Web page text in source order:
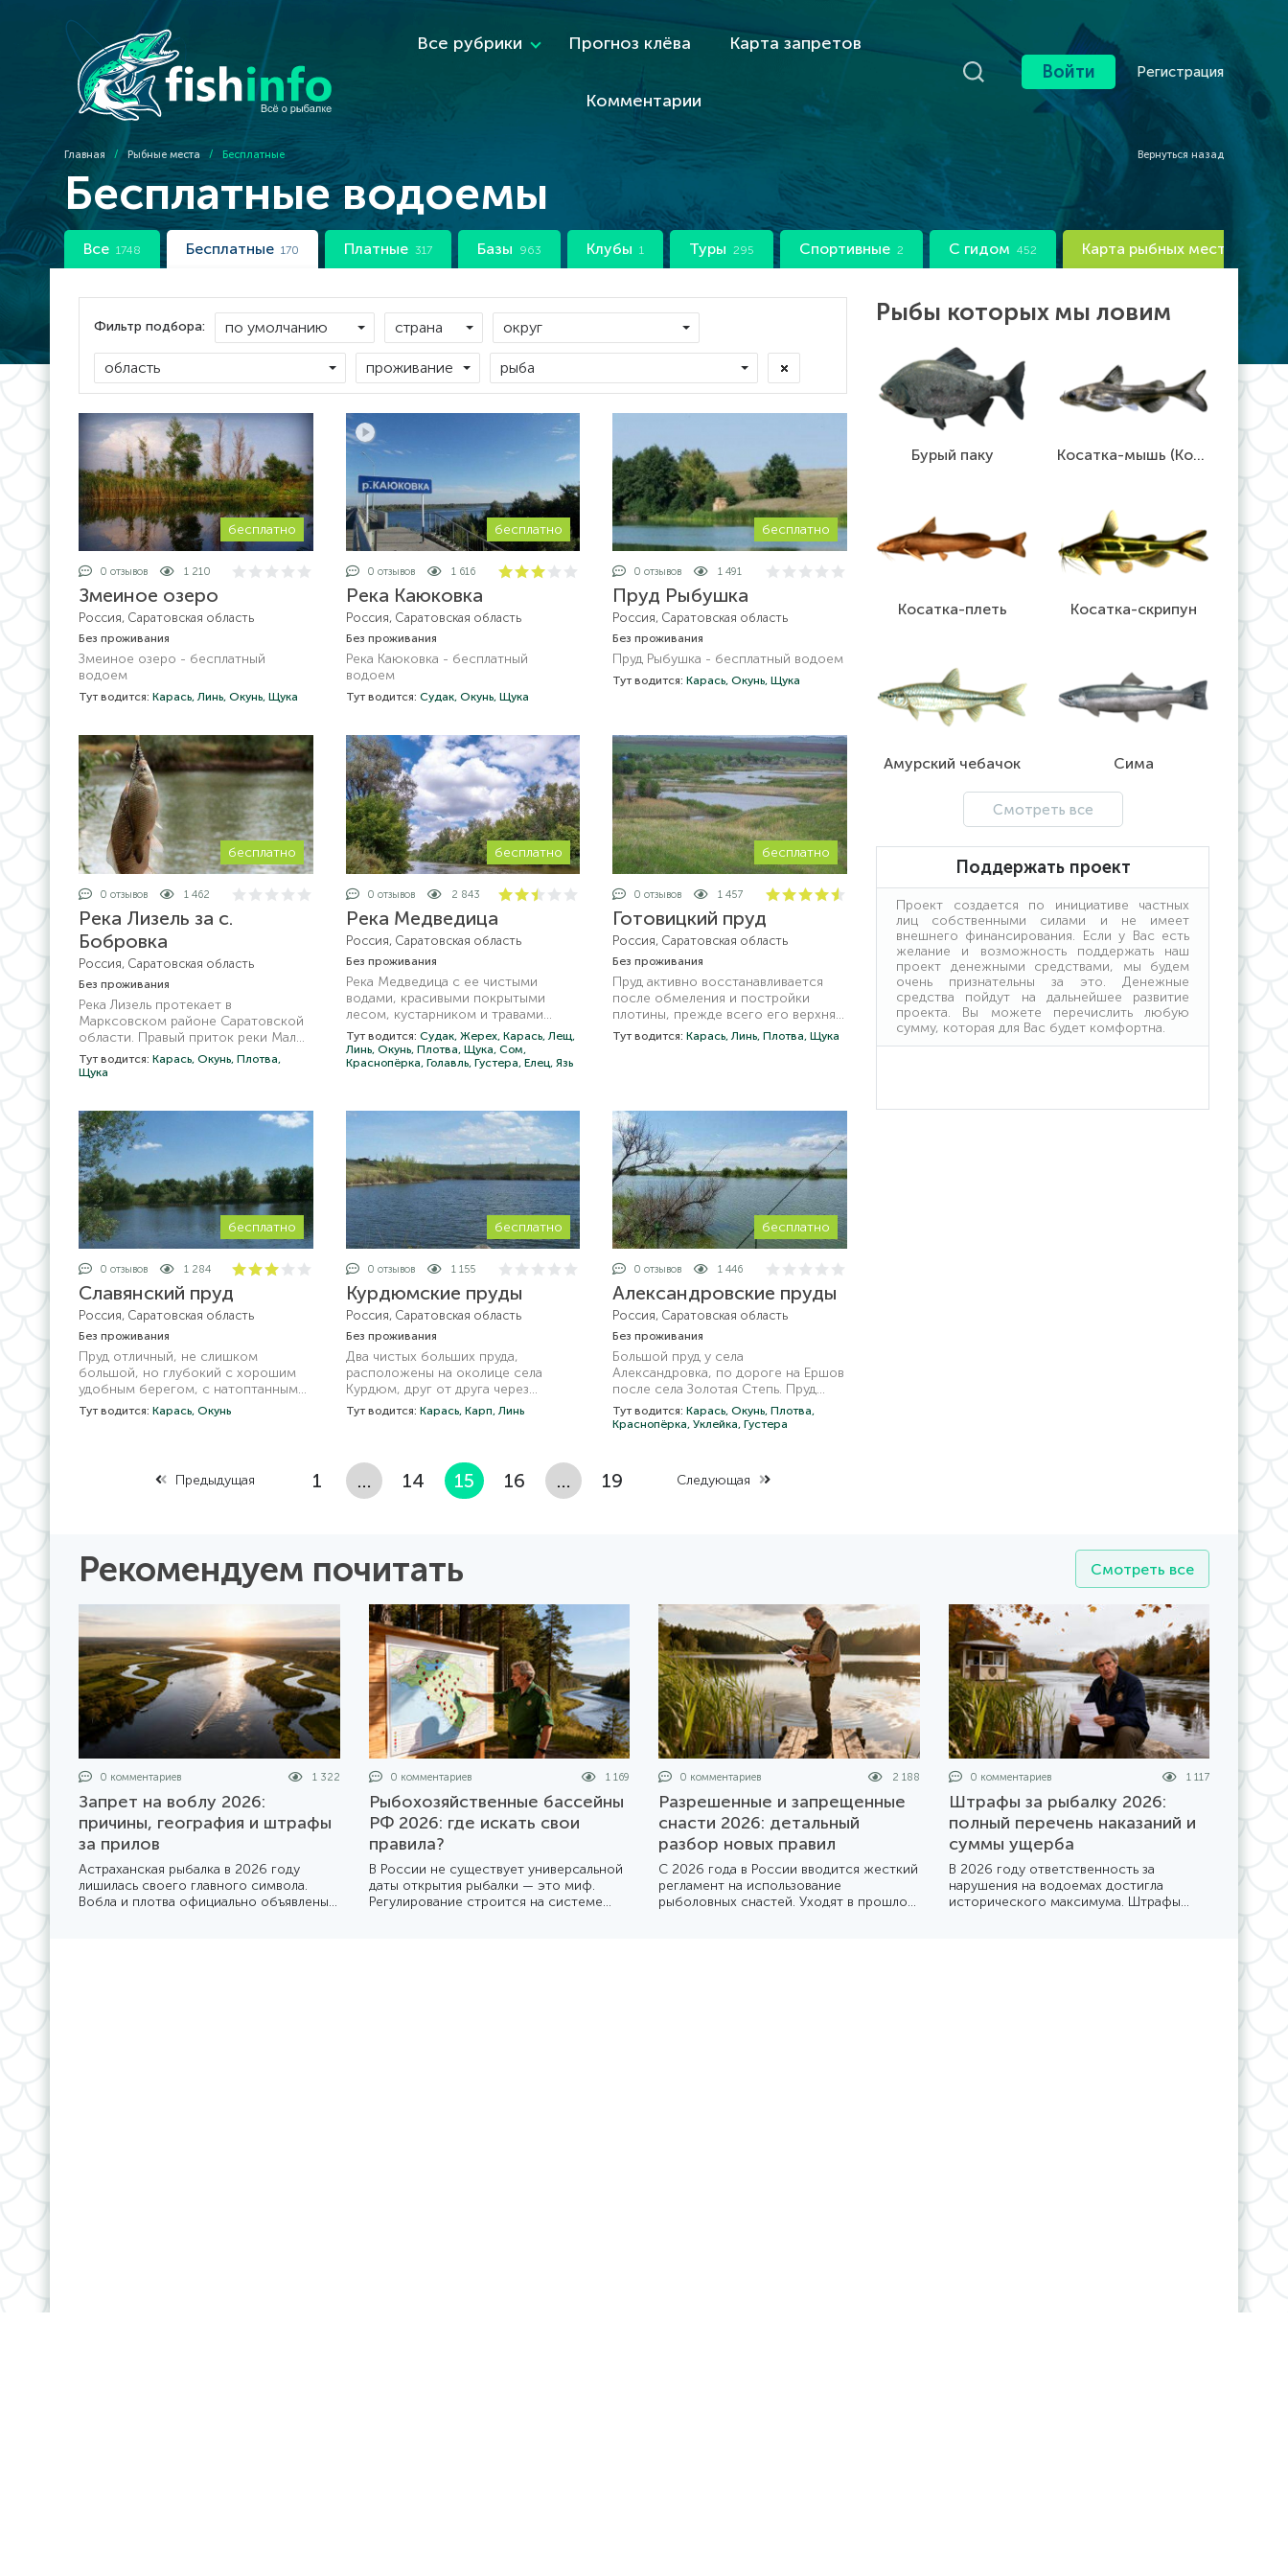
Все рубрики Прогноз клёва Карта запретов
Комментарии
Войти Регистрация
Главная / Рыбные места / Бесплатные Вернуться назад
Бесплатные водоемы
Все 1748 Бесплатные 170 Платные 317 Базы 963 Клубы 1 Туры 295 Спортивные 2 С гидом 452 Карта рыбных мест
Фильтр подбора:
бесплатно
0 отзывов 1 210
Змеиное озеро
Россия, Саратовская область
Без проживания
Змеиное озеро - бесплатный
водоем
Тут водится: Карась,Линь, Окунь, Щука
бесплатно
0 отзывов 1 616
Река Каюковка
Россия, Саратовская область
Без проживания
Река Каюковка - бесплатный
водоем
Тут водится: Судак, Окунь, Щука
бесплатно
0 отзывов 1 491
Пруд Рыбушка
Россия, Саратовская область
Без проживания
Пруд Рыбушка - бесплатный водоем
Тут водится:Карась,Окунь,Щука
бесплатно
0 отзывов 1 462
Река Лизель за с.
Бобровка
Россия, Саратовская область
Без проживания
Река Лизель протекает в
Марксовском районе Саратовской
области. Правый приток реки Малый
Караман. Протяженность 28 км. В
первую очередь, река будет
рыба: сорога, окунь, плотва.
Спиннингистов порадует щука (она
здесь почему-то всегда особо
голодная).
Тут водится: Карась, Окунь, Плотва,
Щука
бесплатно
0 отзывов 2 843
Река Медведица
Россия, Саратовская область
Без проживания
Река Медведица с ее чистыми
водами, красивыми покрытыми
лесом, кустарником и травами
берегами до сих пор служит
проживающим здесь людям и
приезжающим туристам: как
Тут водится: Судак, Жерех, Карась, Лещ,
Линь, Окунь, Плотва, Щука, Сом,
Краснопёрка, Голавль, Густера, Елец, Язь
бесплатно
0 отзывов 1 457
Готовицкий пруд
Россия, Саратовская область
Без проживания
Пруд активно восстанавливается
после обмеления и постройки
плотины, прежде всего его верхняя
часть до дамбы, но и высохшая
ранее чаша пруда заполняется и там
Тут водится:Карась,Линь,Плотва,Щука
бесплатно
0 отзывов 1 284
Славянский пруд
Россия, Саратовская область
Без проживания
Пруд отличный, не слишком
большой, но глубокий с хорошим
удобным берегом, с натоптанными
местами для рыбалки. Раньше был
платным. Сейчас от тех времен
рыбаков беда, был замор и теперь
Тут водится: Карась, Окунь
бесплатно
0 отзывов 1 155
Курдюмские пруды
Россия, Саратовская область
Без проживания
Два чистых больших пруда,
расположены на околице села
Курдюм, друг от друга через
небольшую плотину с переливной
трубой. Берег чистый, практически
можно передвигаться только
пешком.
Тут водится: Карась, Карп,Линь
бесплатно
0 отзывов 1 446
Александровские пруды
Россия, Саратовская область
Без проживания
Большой пруд у села
Александровка, по дороге на Ершов
после села Золотая Степь. Пруд
относится к руслу речки Нахой,
плотинами разделяет на три пруда,
собственно и называется
Александровский или
Тут водится:Карась,Окунь,Плотва,
Краснопёрка,Уклейка,Густера
Предыдущая 1 … 14 15 16 … 19 Следующая
Рыбы которых мы ловим
Бурый паку Косатка-мышь (Косатка-крошка)
Косатка-плеть Косатка-скрипун
Амурский чебачок Сима
Смотреть все
Поддержать проект
Проект создается по инициативе частных
лиц собственными силами и не имеет
внешнего финансирования. Если у Вас есть
желание и возможность поддержать наш
проект денежными средствами, мы будем
очень признательны за это. Денежные
средства пойдут на дальнейшее развитие
проекта. Вы можете перечислить любую
сумму, которая для Вас будет комфортна.
Рекомендуем почитать Смотреть все
0 комментариев 1 322
Запрет на воблу 2026:
причины, география и штрафы
за прилов
Астраханская рыбалка в 2026 году
лишилась своего главного символа.
Вобла и плотва официально объявлены
0 комментариев 1 169
Рыбохозяйственные бассейны
РФ 2026: где искать свои
правила?
В России не существует универсальной
даты открытия рыбалки — это миф.
Регулирование строится на системе
0 комментариев 2 188
Разрешенные и запрещенные
снасти 2026: детальный
разбор новых правил
С 2026 года в России вводится жесткий
регламент на использование
рыболовных снастей. Уходят в прошлое
0 комментариев 1 117
Штрафы за рыбалку 2026:
полный перечень наказаний и
суммы ущерба
В 2026 году ответственность за
нарушения на водоемах достигла
исторического максимума. Штрафы